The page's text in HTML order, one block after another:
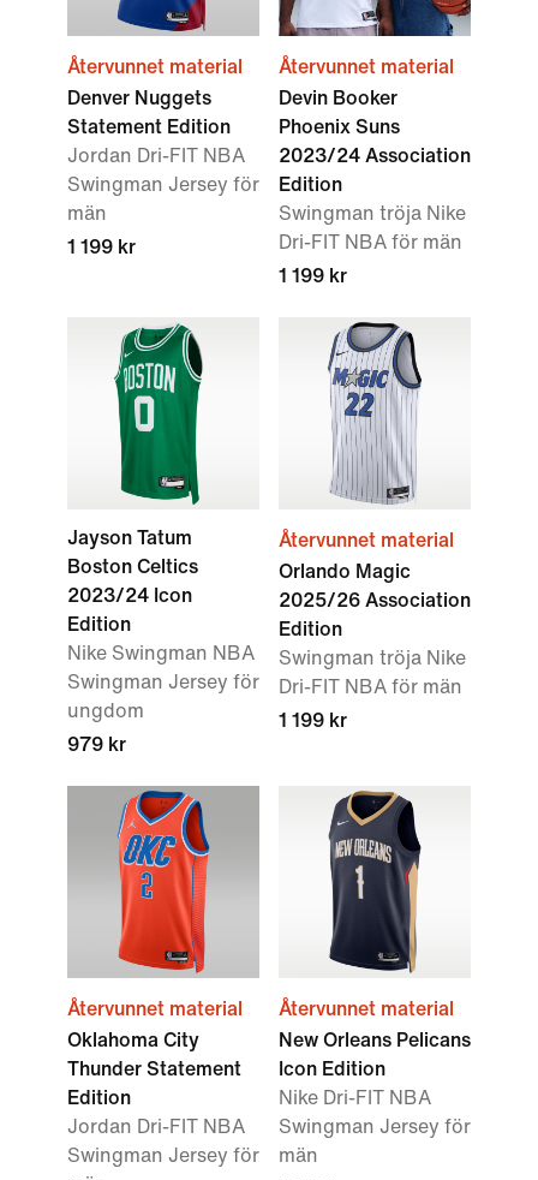
Återvunnet material
Denver Nuggets
Statement Edition
Jordan Dri-FIT NBA
Swingman Jersey för
män
1 199 kr
Återvunnet material
Devin Booker
Phoenix Suns
2023/24 Association
Edition
Swingman tröja Nike
Dri-FIT NBA för män
1 199 kr
Jayson Tatum
Boston Celtics
2023/24 Icon
Edition
Nike Swingman NBA
Swingman Jersey för
ungdom
979 kr
Återvunnet material
Orlando Magic
2025/26 Association
Edition
Swingman tröja Nike
Dri-FIT NBA för män
1 199 kr
Återvunnet material
Oklahoma City
Thunder Statement
Edition
Jordan Dri-FIT NBA
Swingman Jersey för
Återvunnet material
New Orleans Pelicans
Icon Edition
Nike Dri-FIT NBA
Swingman Jersey för
män